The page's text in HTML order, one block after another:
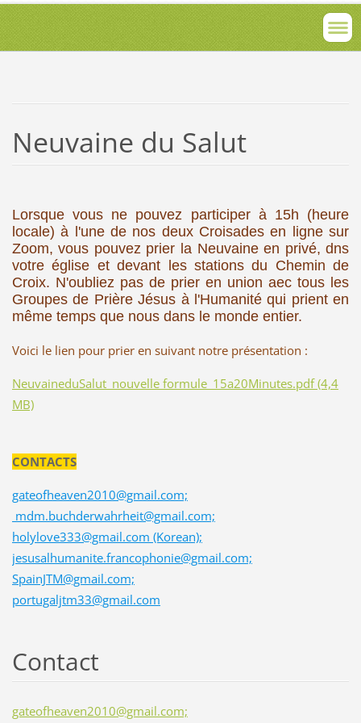
Neuvaine du Salut
Lorsque vous ne pouvez participer à 15h (heure
locale) à l'une de nos deux Croisades en ligne sur
Zoom, vous pouvez prier la Neuvaine en privé, dns
votre église et devant les stations du Chemin de
Croix. N'oubliez pas de prier en union aec tous les
Groupes de Prière Jésus à l'Humanité qui prient en
même temps que nous dans le monde entier.
Voici le lien pour prier en suivant notre présentation :
NeuvaineduSalut_nouvelle formule_15a20Minutes.pdf (4,4
MB)
CONTACTS
gateofheaven2010@gmail.com;
mdm.buchderwahrheit@gmail.com;
holylove333@gmail.com (Korean);
jesusalhumanite.francophonie@gmail.com;
SpainJTM@gmail.com;
portugaljtm33@gmail.com
Contact
gateofheaven2010@gmail.com;